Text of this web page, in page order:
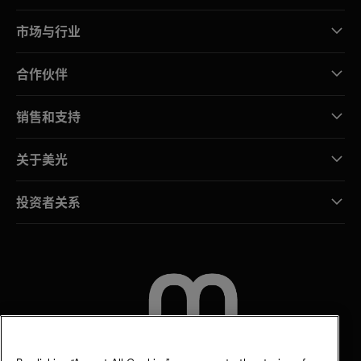
市场与行业
合作伙伴
销售和支持
关于美光
投资者关系